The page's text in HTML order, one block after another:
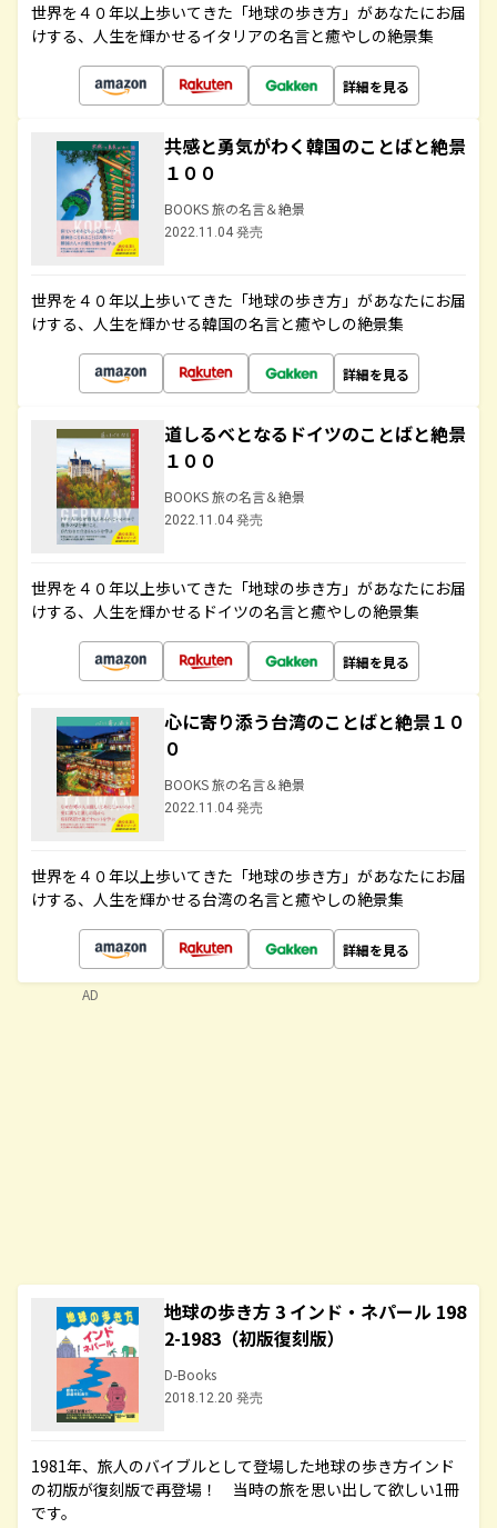
世界を４０年以上歩いてきた「地球の歩き方」があなたにお届
けする、人生を輝かせるイタリアの名言と癒やしの絶景集
詳細を見る
共感と勇気がわく韓国のことばと絶景
１００
BOOKS 旅の名言＆絶景
2022.11.04 発売
世界を４０年以上歩いてきた「地球の歩き方」があなたにお届
けする、人生を輝かせる韓国の名言と癒やしの絶景集
詳細を見る
道しるべとなるドイツのことばと絶景
１００
BOOKS 旅の名言＆絶景
2022.11.04 発売
世界を４０年以上歩いてきた「地球の歩き方」があなたにお届
けする、人生を輝かせるドイツの名言と癒やしの絶景集
詳細を見る
心に寄り添う台湾のことばと絶景１０
０
BOOKS 旅の名言＆絶景
2022.11.04 発売
世界を４０年以上歩いてきた「地球の歩き方」があなたにお届
けする、人生を輝かせる台湾の名言と癒やしの絶景集
詳細を見る
地球の歩き方 3 インド・ネパール 198
2-1983（初版復刻版）
D-Books
2018.12.20 発売
1981年、旅人のバイブルとして登場した地球の歩き方インド
の初版が復刻版で再登場！ 当時の旅を思い出して欲しい1冊
です。
AD